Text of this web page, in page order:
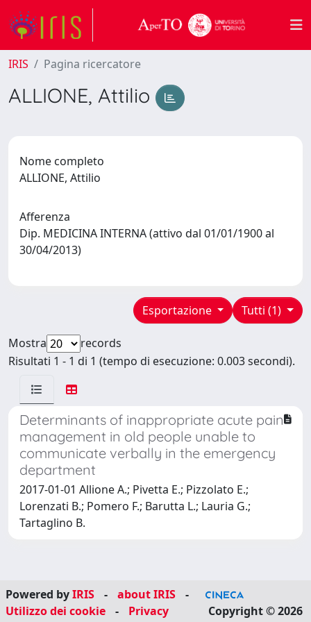
IRIS Pagina ricercatore
ALLIONE, Attilio
Nome completo
ALLIONE, Attilio
Afferenza
Dip. MEDICINA INTERNA (attivo dal 01/01/1900 al
30/04/2013)
Tutti (1)
Esportazione
Mostra
records
Risultati 1 - 1 di 1 (tempo di esecuzione: 0.003 secondi).
Determinants of inappropriate acute pain
management in old people unable to
communicate verbally in the emergency
department
2017-01-01 Allione A.; Pivetta E.; Pizzolato E.;
Lorenzati B.; Pomero F.; Barutta L.; Lauria G.;
Tartaglino B.
Powered byIRIS - about IRIS
-
Utilizzo dei cookie
- Privacy Copyright © 2026